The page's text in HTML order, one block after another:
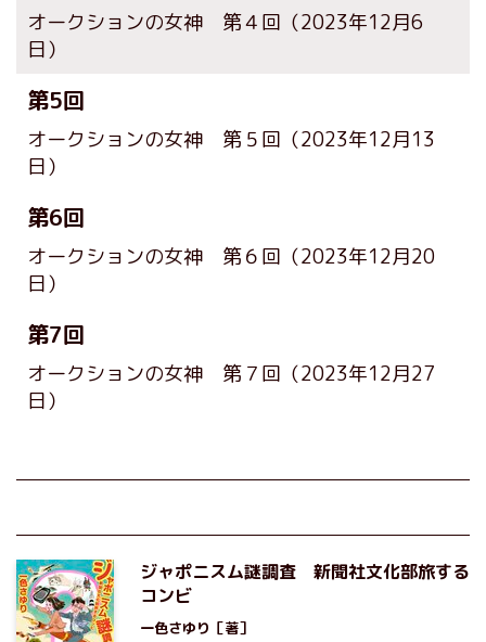
オークションの女神 第４回 （2023年12月6
日）
第5回
オークションの女神 第５回 （2023年12月13
日）
第6回
オークションの女神 第６回 （2023年12月20
日）
第7回
オークションの女神 第７回 （2023年12月27
日）
ジャポニスム謎調査 新聞社文化部旅する
コンビ
一色さゆり ［著］